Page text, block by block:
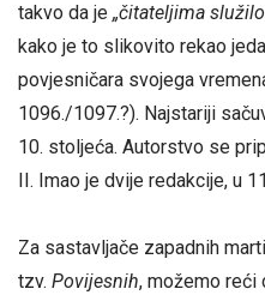
takvo da je „čitateljima
kako je to slikovito rekao
povjesničara svojega
1096./1097.?). Najstariji
10. stoljeća. Autorstvo se
II. Imao je dvije redakcije, u
Za sastavljače zapadnih
tzv. Povijesnih, možemo reći